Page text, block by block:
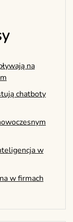
na
chatboty
w
w firmach